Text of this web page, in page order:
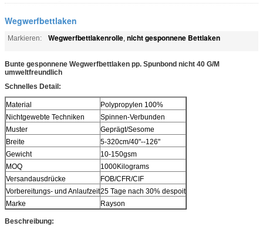
Wegwerfbettlaken
Markieren: Wegwerfbettlakenrolle, nicht gesponnene Bettlaken
Bunte gesponnene Wegwerfbettlaken pp. Spunbond nicht 40 G/M
umweltfreundlich
Schnelles Detail:
Material
Polypropylen 100%
Nichtgewebte Techniken
Spinnen-Verbunden
Muster
Geprägt/Sesome
Breite
5-320cm/40"--126"
Gewicht
10-150gsm
MOQ
1000Kilograms
Versandausdrücke
FOB/CFR/CIF
Vorbereitungs- und Anlaufzeit25 Tage nach 30% despoit
Marke
Rayson
Beschreibung: